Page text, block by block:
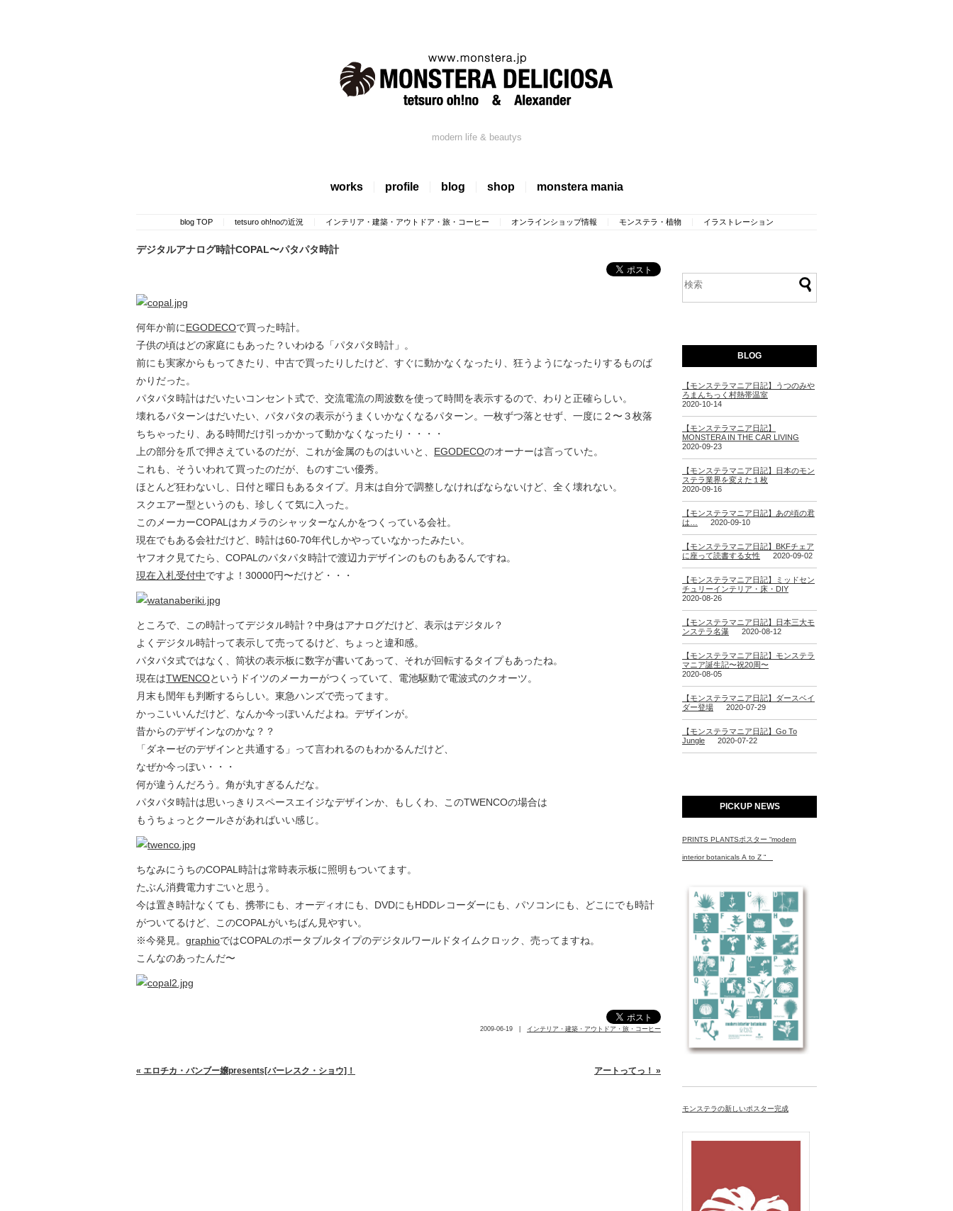
modern life & beautys
works profile blog shop monstera mania
blog TOP tetsuro oh!noの近況 インテリア・建築・アウトドア・旅・コーヒー オンラインショップ情報 モンステラ・植物 イラストレーション
デジタルアナログ時計COPAL〜パタパタ時計
何年か前にEGODECOで買った時計。
子供の頃はどの家庭にもあった？いわゆる「パタパタ時計」。
前にも実家からもってきたり、中古で買ったりしたけど、すぐに動かなくなったり、狂うようになったりするものば
かりだった。
パタパタ時計はだいたいコンセント式で、交流電流の周波数を使って時間を表示するので、わりと正確らしい。
壊れるパターンはだいたい、パタパタの表示がうまくいかなくなるパターン。一枚ずつ落とせず、一度に２〜３枚落
ちちゃったり、ある時間だけ引っかかって動かなくなったり・・・・
上の部分を爪で押さえているのだが、これが金属のものはいいと、 EGODECOのオーナーは言っていた。
これも、そういわれて買ったのだが、ものすごい優秀。
ほとんど狂わないし、日付と曜日もあるタイプ。月末は自分で調整しなければならないけど、全く壊れない。
スクエアー型というのも、珍しくて気に入った。
このメーカーCOPALはカメラのシャッターなんかをつくっている会社。
現在でもある会社だけど、時計は60-70年代しかやっていなかったみたい。
ヤフオク見てたら、COPALのパタパタ時計で渡辺力デザインのものもあるんですね。
現在入札受付中ですよ！30000円〜だけど・・・
ところで、この時計ってデジタル時計？中身はアナログだけど、表示はデジタル？
よくデジタル時計って表示して売ってるけど、ちょっと違和感。
パタパタ式ではなく、筒状の表示板に数字が書いてあって、それが回転するタイプもあったね。
現在はTWENCOというドイツのメーカーがつくっていて、電池駆動で電波式のクオーツ。
月末も閏年も判断するらしい。東急ハンズで売ってます。
かっこいいんだけど、なんか今っぽいんだよね。デザインが。
昔からのデザインなのかな？？
「ダネーゼのデザインと共通する」って言われるのもわかるんだけど、
なぜか今っぽい・・・
何が違うんだろう。角が丸すぎるんだな。
パタパタ時計は思いっきりスペースエイジなデザインか、もしくわ、このTWENCOの場合は
もうちょっとクールさがあればいい感じ。
ちなみにうちのCOPAL時計は常時表示板に照明もついてます。
たぶん消費電力すごいと思う。
今は置き時計なくても、携帯にも、オーディオにも、DVDにもHDDレコーダーにも、パソコンにも、どこにでも時計
がついてるけど、このCOPALがいちばん見やすい。
※今発見。 graphioではCOPALのポータブルタイプのデジタルワールドタイムクロック、売ってますね。
こんなのあったんだ〜
2009-06-19 | インテリア・建築・アウトドア・旅・コーヒー
« エロチカ・バンブー嬢presents[バーレスク・ショウ]！ アートってっ！ »
BLOG
【モンステラマニア日記】うつのみや
ろまんちっく村熱帯温室
2020-10-14
【モンステラマニア日記】
MONSTERA IN THE CAR LIVING
2020-09-23
【モンステラマニア日記】日本のモン
ステラ業界を変えた１枚
2020-09-16
【モンステラマニア日記】あの頃の君
は…
2020-09-10
【モンステラマニア日記】BKFチェア
に座って読書する女性
2020-09-02
【モンステラマニア日記】ミッドセン
チュリーインテリア・床・DIY
2020-08-26
【モンステラマニア日記】日本三大モ
ンステラ名瀑
2020-08-12
【モンステラマニア日記】モンステラ
マニア誕生記〜祝20周〜
2020-08-05
【モンステラマニア日記】ダースベイ
ダー登場
2020-07-29
【モンステラマニア日記】Go To
Jungle
2020-07-22
PICKUP NEWS
PRINTS PLANTSポスター “modern
interior botanicals A to Z “
モンステラの新しいポスター完成